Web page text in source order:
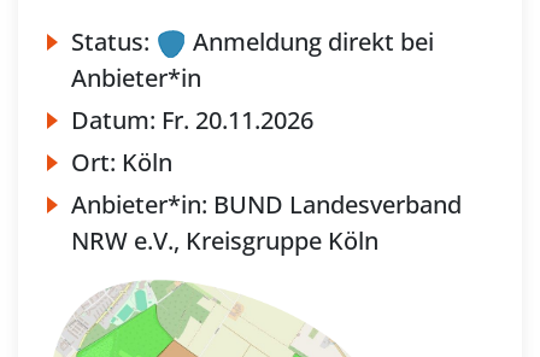
Status:
Anmeldung direkt bei
Anbieter*in
Datum: Fr. 20.11.2026
Ort: Köln
Anbieter*in: BUND Landesverband
NRW e.V., Kreisgruppe Köln